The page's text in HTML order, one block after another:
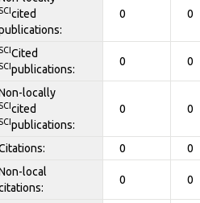
cited
0 0
Cited
publications:
0 0
locally
cited
publications:
0 0
0 0
local
0 0